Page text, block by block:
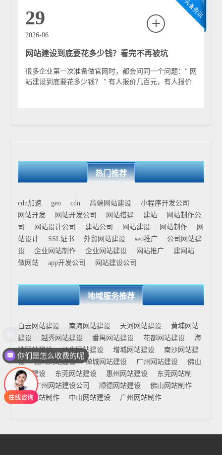
29
2026-06
网站建设到底要花多少钱？看完不再被坑
很多企业第一次准备做官网时，都会问同一个问题：" 网
站建设到底要花多少钱？ " 有人报价几百元，有人报价
热门推荐
cdn加速 geo cdn 高端网站建设
小程序开发公司
网站开发
网站开发公司 网站搭建 建站
网站制作公
司
网站设计公司 建站公司 网站建设 网站制作
网
站设计
SSL证书 外贸网站建设 seo推广
公司网站建
设
企业网站制作 企业网站建设 网站推广
建网站
做网站
app开发公司 网站建设公司
地域服务推荐
白云网站建设 南海网站建设 天河网站建设
黄埔网站
建设
越秀网站建设 番禺网站建设 花都网站建设
海
珠网站建设
从化网站建设 增城网站建设
南沙网站建
设
荔湾网站建设 禅城网站建设 广州网站建设
佛山
网站建设
东莞网站建设 惠州网站建设
东莞网站制
作
广州网站建设公司 顺德网站建设
佛山网站制作
花都网站制作
中山网站建设 广州网站制作
你们是怎么收费的呢